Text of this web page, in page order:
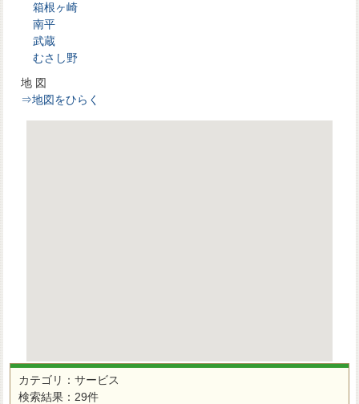
箱根ヶ崎
南平
武蔵
むさし野
地 図
⇒地図をひらく
カテゴリ：サービス
検索結果：29件